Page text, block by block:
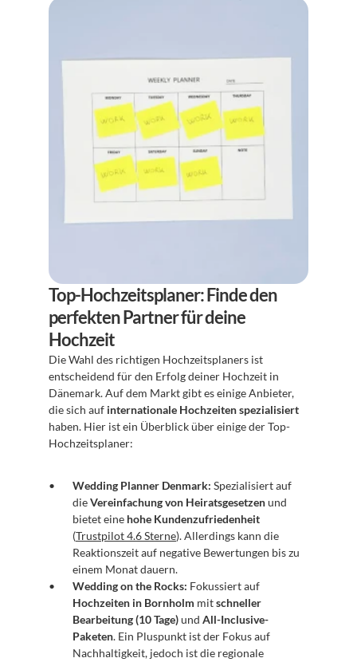
Top-Hochzeitsplaner: Finde den
perfekten Partner für deine
Hochzeit
Die Wahl des richtigen Hochzeitsplaners ist
entscheidend für den Erfolg deiner Hochzeit in
Dänemark. Auf dem Markt gibt es einige Anbieter,
die sich auf internationale Hochzeiten spezialisiert
haben. Hier ist ein Überblick über einige der Top-
Hochzeitsplaner:
Wedding Planner Denmark: Spezialisiert auf
die Vereinfachung von Heiratsgesetzen und
bietet eine hohe Kundenzufriedenheit
(Trustpilot 4.6 Sterne). Allerdings kann die
Reaktionszeit auf negative Bewertungen bis zu
einem Monat dauern.
Wedding on the Rocks:
Hochzeiten in Bornholm mit schneller
Bearbeitung (10 Tage) und All-Inclusive-
Paketen. Ein Pluspunkt ist der Fokus auf
Nachhaltigkeit, jedoch ist die regionale